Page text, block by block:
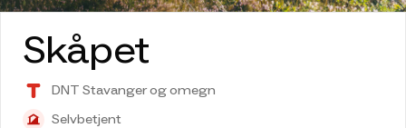
Skåpet
DNT Stavanger og omegn
Selvbetjent